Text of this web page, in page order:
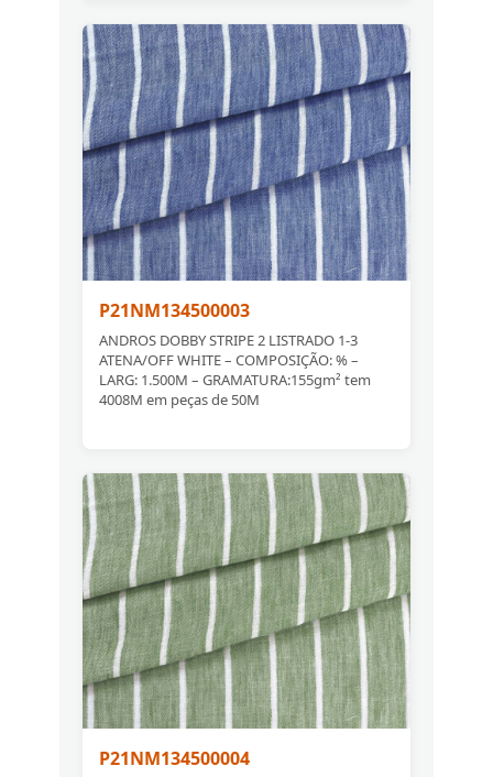
P21NM134500003
ANDROS DOBBY STRIPE 2 LISTRADO 1-3
ATENA/OFF WHITE – COMPOSIÇÃO: % –
LARG: 1.500M – GRAMATURA:155gm² tem
4008M em peças de 50M
P21NM134500004